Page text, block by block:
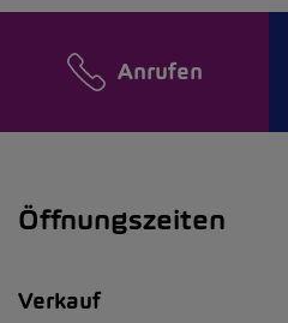
Anrufen
Öffnungszeiten
Verkauf